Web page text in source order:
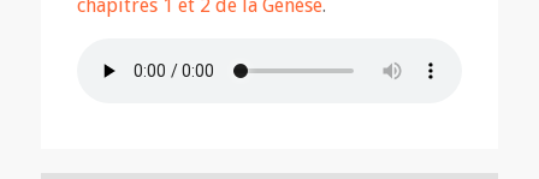
chapitres 1 et 2 de la Genèse.